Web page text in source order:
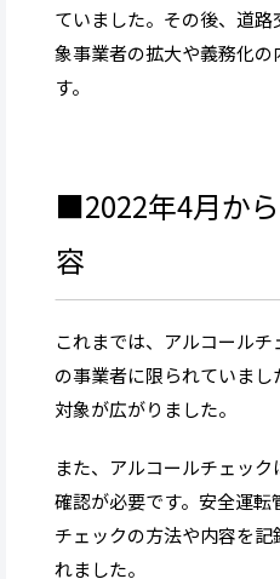
ていました。その後、道
象事業者の拡大や義務化
す。
■2022年4月か
容
これまでは、アルコール
の事業者に限られていま
対象が広がりました。
また、アルコールチェッ
確認が必要です。安全運
チェックの方法や内容を
れました。